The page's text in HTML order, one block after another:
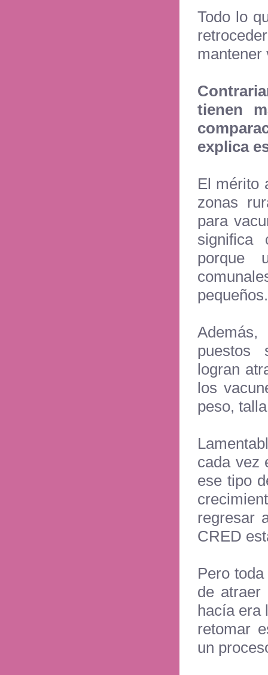
Todo lo
mantener
tienen
explica
El mérito
zonas
para
significa
porque
pequeños.
puestos
logran
los
peso,
cada vez
ese tipo
regresar
CRED
Pero
de
hacía era
retomar
un